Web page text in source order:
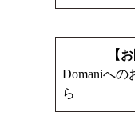
【
Domaniへの
ら